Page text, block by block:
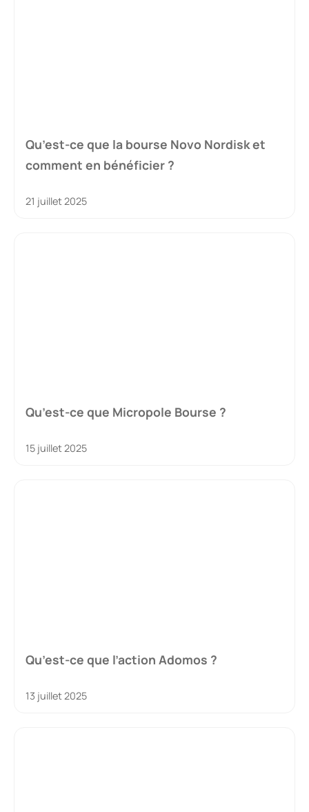
Qu’est-ce que la bourse Novo Nordisk et
comment en bénéficier ?
21 juillet 2025
Qu’est-ce que Micropole Bourse ?
15 juillet 2025
Qu’est-ce que l’action Adomos ?
13 juillet 2025